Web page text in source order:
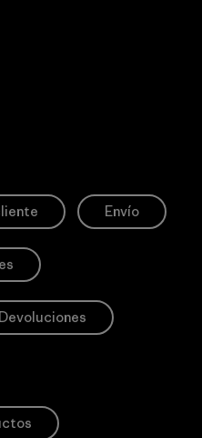
Envío
Devoluciones